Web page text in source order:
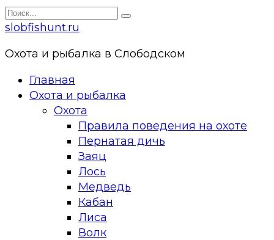
Перейти
к
Search
for:
slobfishunt.ru
Охота и рыбалка в Слободском
Главная
Охота и рыбалка
Охота
Правила поведения на охоте
Пернатая дичь
Заяц
Лось
Медведь
Кабан
Лиса
Волк